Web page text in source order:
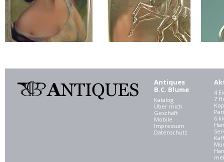
Antiques
B.C. Blume
Katalog
Über mich
Geschäft
Mobile
Impressum
Datenschutz
4
7
6